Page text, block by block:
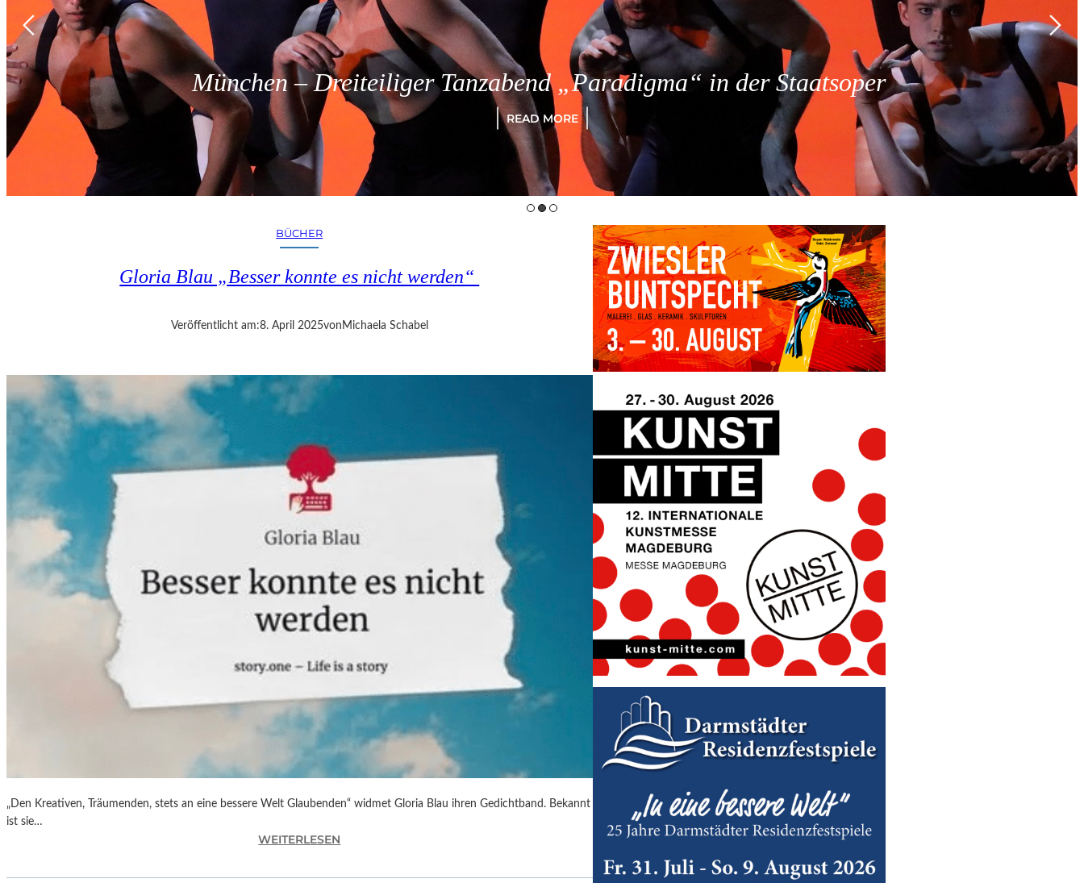
München – Dreiteiliger Tanzabend „Paradigma“ in der Staatsoper
READ MORE
BÜCHER
Gloria Blau „Besser konnte es nicht werden“
Veröffentlicht am:8. April 2025von Michaela Schabel
„Den Kreativen, Träumenden, stets an eine bessere Welt Glaubenden“ widmet Gloria Blau ihren Gedichtband. Bekannt
ist sie…
WEITERLESEN
L